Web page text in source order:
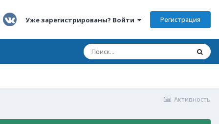
Уже зарегистрированы? Войти Регистрация
Активность